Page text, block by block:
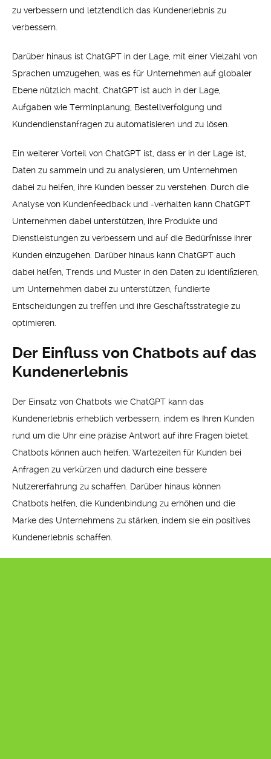
zu verbessern und letztendlich das Kundenerlebnis zu
verbessern.
Darüber hinaus ist ChatGPT in der Lage, mit einer Vielzahl von
Sprachen umzugehen, was es für Unternehmen auf globaler
Ebene nützlich macht. ChatGPT ist auch in der Lage,
Aufgaben wie Terminplanung, Bestellverfolgung und
Kundendienstanfragen zu automatisieren und zu lösen.
Ein weiterer Vorteil von ChatGPT ist, dass er in der Lage ist,
Daten zu sammeln und zu analysieren, um Unternehmen
dabei zu helfen, ihre Kunden besser zu verstehen. Durch die
Analyse von Kundenfeedback und -verhalten kann ChatGPT
Unternehmen dabei unterstützen, ihre Produkte und
Dienstleistungen zu verbessern und auf die Bedürfnisse ihrer
Kunden einzugehen. Darüber hinaus kann ChatGPT auch
dabei helfen, Trends und Muster in den Daten zu identifizieren,
um Unternehmen dabei zu unterstützen, fundierte
Entscheidungen zu treffen und ihre Geschäftsstrategie zu
optimieren.
Der Einfluss von Chatbots auf das
Kundenerlebnis
Der Einsatz von Chatbots wie ChatGPT kann das
Kundenerlebnis erheblich verbessern, indem es Ihren Kunden
rund um die Uhr eine präzise Antwort auf ihre Fragen bietet.
Chatbots können auch helfen, Wartezeiten für Kunden bei
Anfragen zu verkürzen und dadurch eine bessere
Nutzererfahrung zu schaffen. Darüber hinaus können
Chatbots helfen, die Kundenbindung zu erhöhen und die
Marke des Unternehmens zu stärken, indem sie ein positives
Kundenerlebnis schaffen.